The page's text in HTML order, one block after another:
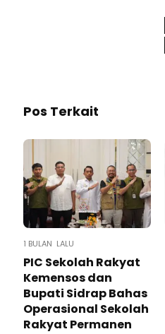
Pos Terkait
1 BULAN LALU
PIC Sekolah Rakyat
Kemensos dan
Bupati Sidrap Bahas
Operasional Sekolah
Rakyat Permanen